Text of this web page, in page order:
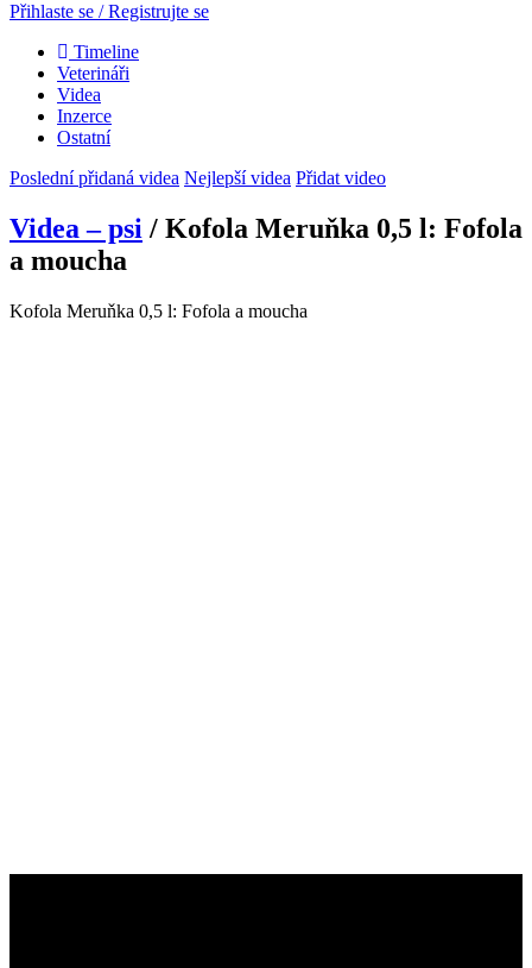
Přihlaste se / Registrujte se
Timeline
Veterináři
Videa
Inzerce
Ostatní
Poslední přidaná videa Nejlepší videa Přidat video
Videa – psi / Kofola Meruňka 0,5 l: Fofola
a moucha
Kofola Meruňka 0,5 l: Fofola a moucha